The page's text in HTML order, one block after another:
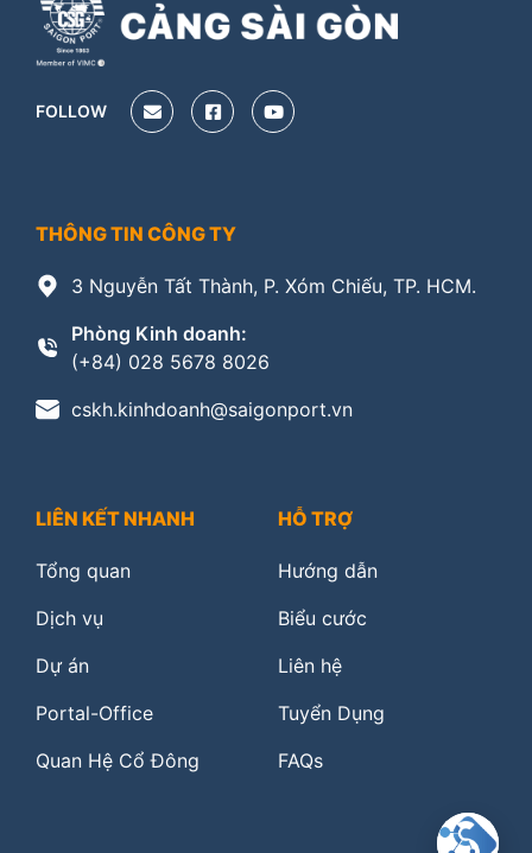
FOLLOW
THÔNG TIN CÔNG TY
3 Nguyễn Tất Thành, P. Xóm Chiếu, TP. HCM.
Phòng Kinh doanh:
(+84) 028 5678 8026
cskh.kinhdoanh@saigonport.vn
LIÊN KẾT NHANH
Tổng quan
Dịch vụ
Dự án
Portal-Office
Quan Hệ Cổ Đông
HỖ TRỢ
Hướng dẫn
Biểu cước
Liên hệ
Tuyển Dụng
FAQs